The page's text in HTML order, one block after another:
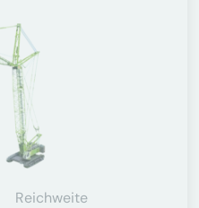
Reichweite